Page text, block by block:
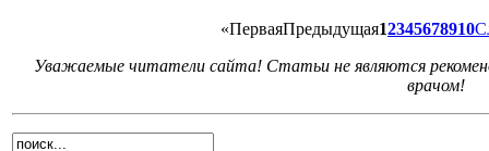
«ПерваяПредыдущая12345678910
Уважаемые читатели сайта! Статьи не являются
врачом!